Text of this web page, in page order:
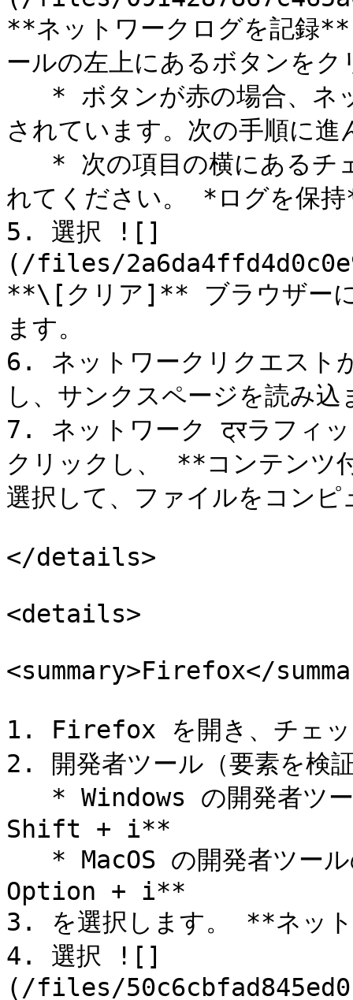
**ネットワークログを記録
ールの左上にあるボタンをク
されています。次の手順に進
れてください。 *ログを保
5. 選択 ![]
(/files/
**\[クリア]** ブラウザーに
ます。
6. ネットワークリクエスト
し、サンクスページを読み込
7. ネットワーク ट्रラフィッ
クリックし、 **コンテンツ
選択して、ファイルをコン
</details>
<details>
<summary>Firefox</
1. Firefox を開き、チェッ
2. 開発者ツール（要素を検
Shift + i**
Option + i**
3. を選択します。 **ネッ
4. 選択 ![]
(/files/